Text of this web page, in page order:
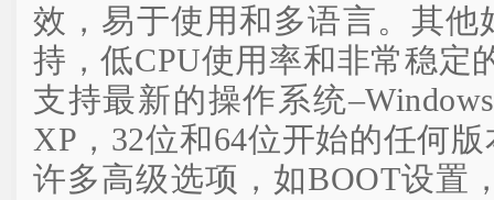
效，易于使用和多语言。其他
持，低CPU使用率和非常稳定
支持最新的操作系统
XP，32位和64位开始的任何
许多高级选项，如BOOT设置